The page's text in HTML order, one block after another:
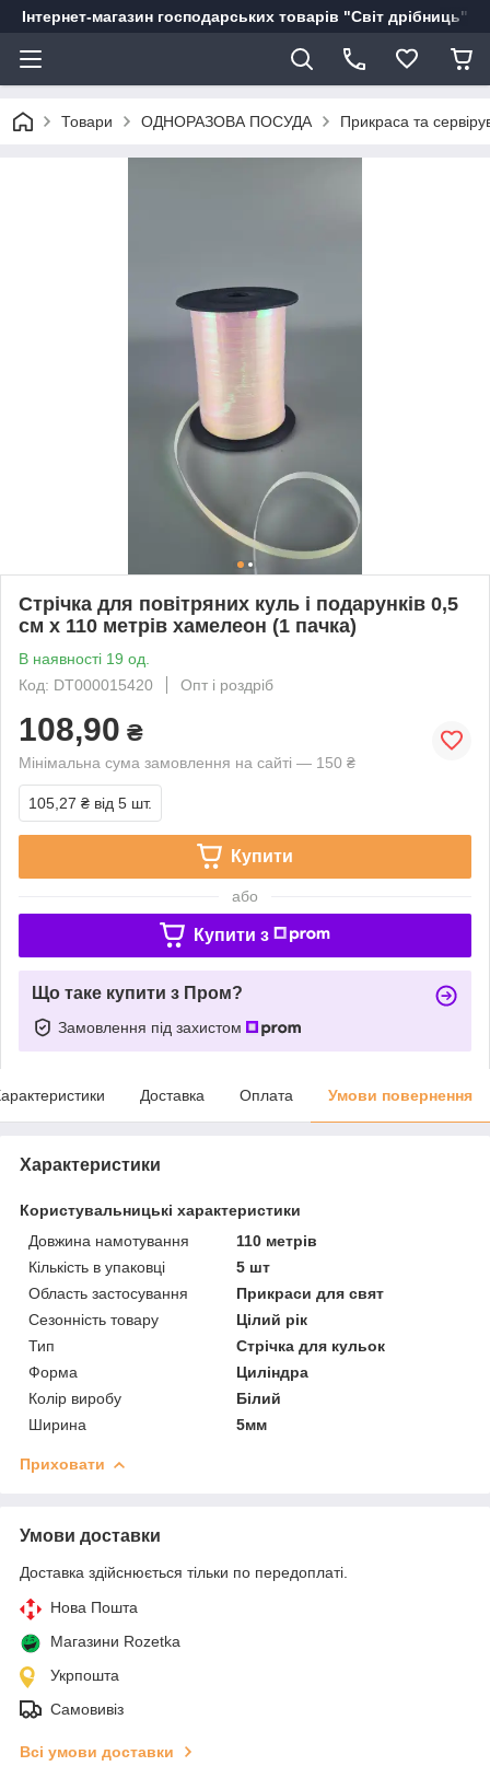
Інтернет-магазин господарських товарів "Світ дрібниць"
Товари ОДНОРАЗОВА ПОСУДА Прикраса та
Стрічка для повітряних куль і подарунків 0,5
см х 110 метрів хамелеон (1 пачка)
В наявності 19 од.
Код: DT000015420
Опт і роздріб
108,90 ₴
Мінімальна сума замовлення на сайті — 150 ₴
105,27 ₴ від 5 шт.
Купити
або
Купити з
Що таке купити з Пром?
Замовлення під захистом
Доставка Оплата Умови повернення
Характеристики
Користувальницькі характеристики
Довжина намотування
110 метрів
Кількість в упаковці
5 шт
Область застосування
Прикраси для свят
Сезонність товару
Цілий рік
Тип
Стрічка для кульок
Форма
Циліндра
Колір виробу
Білий
Ширина
5мм
Приховати
Умови доставки
Доставка здійснюється тільки по передоплаті.
Нова Пошта
Магазини Rozetka
Укрпошта
Самовивіз
Всі умови доставки